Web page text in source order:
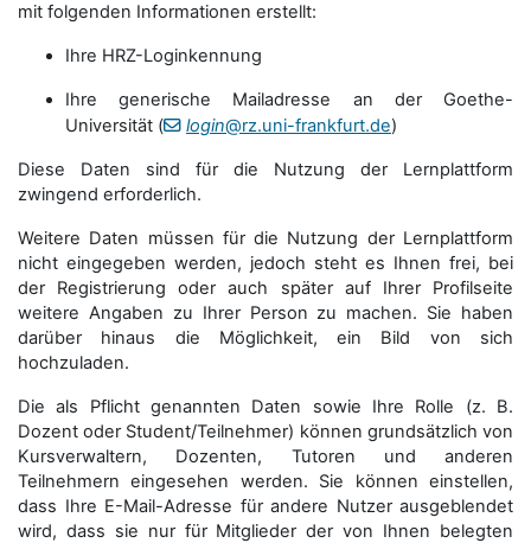
mit folgenden Informationen erstellt:
Ihre HRZ-Loginkennung
Ihre generische Mailadresse an der Goethe-
Universität (
login@rz.uni-frankfurt.de)
Diese Daten sind für die Nutzung der Lernplattform
zwingend erforderlich.
Weitere Daten müssen für die Nutzung der Lernplattform
nicht eingegeben werden, jedoch steht es Ihnen frei, bei
der Registrierung oder auch später auf Ihrer Profilseite
weitere Angaben zu Ihrer Person zu machen. Sie haben
darüber hinaus die Möglichkeit, ein Bild von sich
hochzuladen.
Die als Pflicht genannten Daten sowie Ihre Rolle (z. B.
Dozent oder Student/Teilnehmer) können grundsätzlich von
Kursverwaltern, Dozenten, Tutoren und anderen
Teilnehmern eingesehen werden. Sie können einstellen,
dass Ihre E-Mail-Adresse für andere Nutzer ausgeblendet
wird, dass sie nur für Mitglieder der von Ihnen belegten